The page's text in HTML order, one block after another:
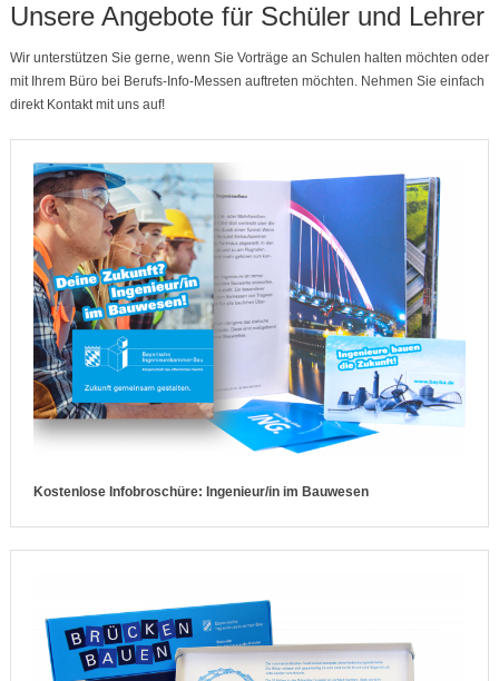
Unsere Angebote für Schüler und Lehrer
Wir unterstützen Sie gerne, wenn Sie Vorträge an Schulen halten möchten oder
mit Ihrem Büro bei Berufs-Info-Messen auftreten möchten. Nehmen Sie einfach
direkt Kontakt mit uns auf!
Kostenlose Infobroschüre: Ingenieur/in im Bauwesen